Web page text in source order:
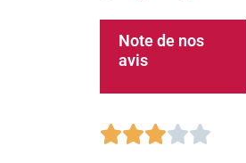
Note de nos
avis
